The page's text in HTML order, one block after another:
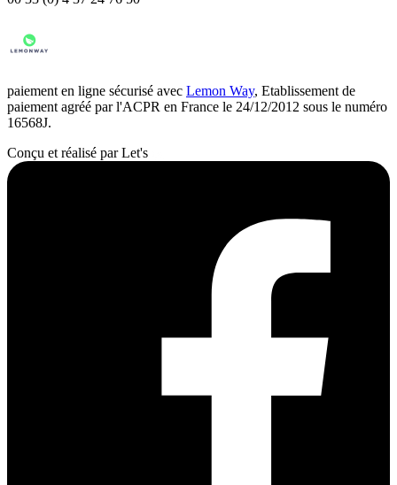
paiement en ligne sécurisé avec Lemon Way, Etablissement de
paiement agréé par l'ACPR en France le 24/12/2012 sous le numéro
16568J.
Conçu et réalisé par Let's